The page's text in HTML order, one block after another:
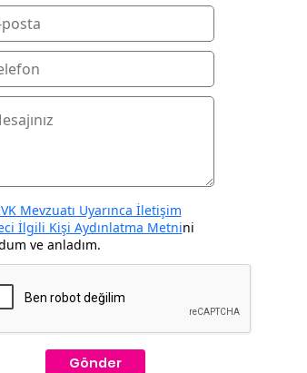
Mevzuatı Uyarınca İletişim
İlgili Kişi Aydınlatma Metnini
ve anladım.
Gönder